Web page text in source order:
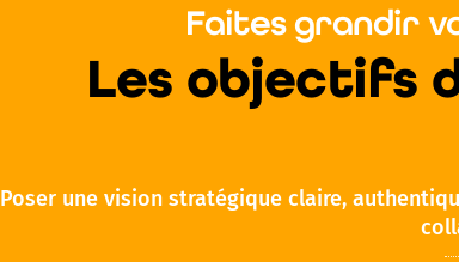
Faites grandir
Les objectifs
Poser une vision stratégique claire,